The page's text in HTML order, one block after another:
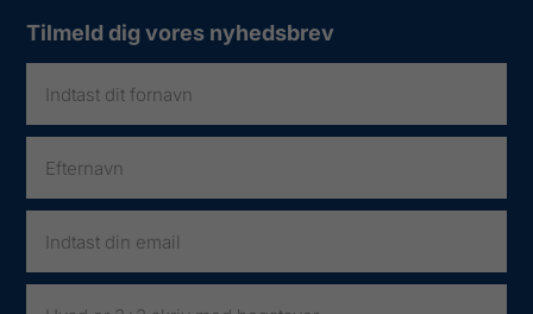
Tilmeld dig vores nyhedsbrev